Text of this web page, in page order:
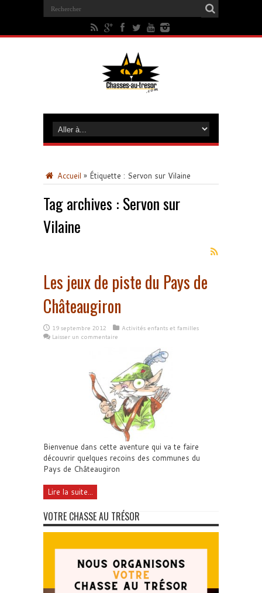
Accueil » Étiquette : Servon sur Vilaine
Tag archives : Servon sur
Vilaine
Les jeux de piste du Pays de
Châteaugiron
19 septembre 2012
Activités enfants et familles
Laisser un commentaire
Bienvenue dans cette aventure qui va te faire
découvrir quelques recoins des communes du
Pays de Châteaugiron
Lire la suite...
VOTRE CHASSE AU TRÉSOR